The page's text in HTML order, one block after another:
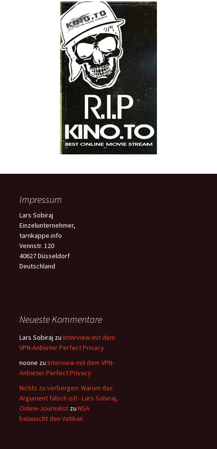
Impressum
Lars Sobiraj
Einzelunternehmer,
tarnkappe.info
Vennstr. 120
40627 Düsseldorf
Deutschland
Neueste Kommentare
Lars Sobiraj zu Interview mit dem
VPN-Anbieter Perfect Privacy
noone zu Interview mit dem VPN-
Anbieter Perfect Privacy
Nichts zu verbergen: Warum das
Argument falsch ist! - Lars Sobiraj,
Online-Journalist zu NSA
belauscht den Vatikan